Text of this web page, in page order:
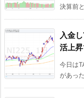
決算前
入金
活上昇
今日は
があっ